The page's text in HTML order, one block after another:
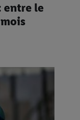
entre le